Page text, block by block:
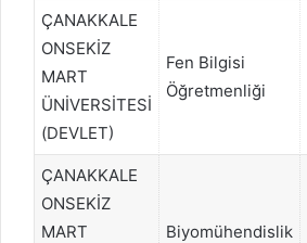
ÇANAKKALE
ONSEKİZ
MART
ÜNİVERSİTESİ
(DEVLET)
Fen Bilgisi
Öğretmenliği
ÇANAKKALE
ONSEKİZ
MART
Biyomühendislik